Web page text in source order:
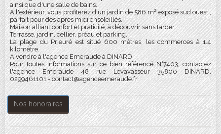
ainsi que d'une salle de bains.
A l'extérieur, vous profiterez d'un jardin de 586 m² exposé sud ouest ,
parfait pour des après midi ensoleillés.
Maison alliant confort et praticité, à découvrir sans tarder
Terrasse, jardin, cellier, préau et parking.
La plage du Prieuré est situé 600 mètres, les commerces à 1.4
kilomètre.
A vendre à l'agence Emeraude à DINARD.
Pour toutes informations sur ce bien référencé N°7403, contactez
l'agence Emeraude 48 rue Levavasseur 35800 DINARD,
0299461101 - contact@agenceemeraude.fr.
Nos honoraires